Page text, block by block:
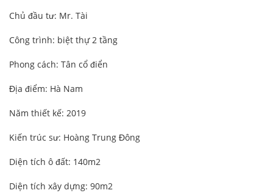
Chủ đầu tư: Mr. Tài
Công trình: biệt thự 2 tầng
Phong cách: Tân cổ điển
Địa điểm: Hà Nam
Năm thiết kế: 2019
Kiến trúc sư: Hoàng Trung Đông
Diện tích ô đất: 140m2
Diện tích xây dựng: 90m2